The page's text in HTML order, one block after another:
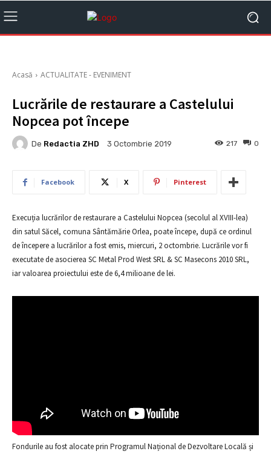
Acasă ACTUALITATE - EVENIMENT
Lucrările de restaurare a Castelului
Nopcea pot începe
De Redactia ZHD 3 Octombrie 2019 0
217
Facebook X Pinterest
Execuția lucrărilor de restaurare a Castelului Nopcea (secolul al XVIII-lea)
din satul Săcel, comuna Sântămărie Orlea, poate începe, după ce ordinul
de începere a lucrărilor a fost emis, miercuri, 2 octombrie. Lucrările vor fi
executate de asocierea SC Metal Prod West SRL & SC Masecons 2010 SRL,
iar valoarea proiectului este de 6,4 milioane de lei.
Fondurile au fost alocate prin Programul Național de Dezvoltare Locală și